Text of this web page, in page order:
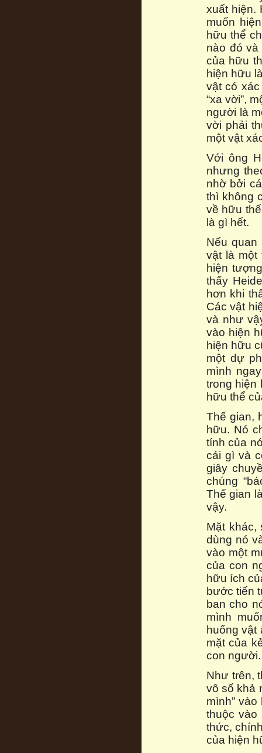
xuất hiện.
muốn
hữu thể
nào đó
của hữu
hiện hữu
vật có
“xa vời”,
người là
vời phải
một vật
Với ông
nhưng
nhờ bởi
thì không
về hữu
là gì hết.
Nếu quan
vật là một
hiện
thấy
hơn khi
Các vật
và như
vào hiện
hiện hữu
một dự
mình
trong hiện
hữu thể
Thế gian,
hữu. Nó
tính của
cái gì và
giây
chúng
Thế gian
vậy.
Mặt
dùng nó
vào một
của con
hữu ích
bước tiến
ban cho
mình
huống vật
mặt của
con người.
Như trên,
vô số khả
mình”
thuộc vào
thức,
của hiện